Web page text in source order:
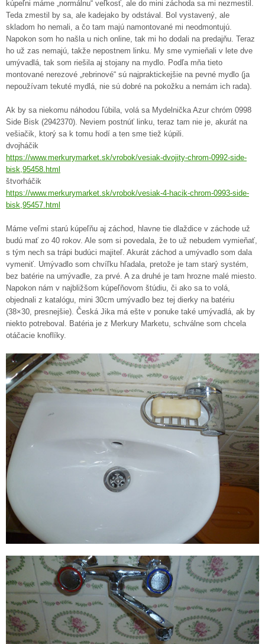
kúpeľni máme „normálnu“ veľkosť, ale do mini záchoda sa mi nezmestil.
Teda zmestil by sa, ale kadejako by odstával. Bol vystavený, ale
skladom ho nemali, a čo tam majú namontované mi neodmontujú.
Napokon som ho našla u nich online, tak mi ho dodali na predajňu. Teraz
ho už zas nemajú, takže nepostnem linku. My sme vymieňali v lete dve
umývadlá, tak som riešila aj stojany na mydlo. Podľa mňa tieto
montované nerezové „rebrinové“ sú najpraktickejšie na pevné mydlo (ja
nepoužívam tekuté mydlá, nie sú dobré na pokožku a nemám ich rada).
Ak by sa niekomu náhodou ľúbila, volá sa Mydelnička Azur chróm 0998
Side Bisk (2942370). Neviem postnúť linku, teraz tam nie je, akurát na
vešiačik, ktorý sa k tomu hodí a ten sme tiež kúpili.
dvojháčik
https://www.merkurymarket.sk/vrobok/vesiak-dvojity-chrom-0992-side-
bisk,95458.html
štvorháčik
https://www.merkurymarket.sk/vrobok/vesiak-4-hacik-chrom-0993-side-
bisk,95457.html
Máme veľmi starú kúpeľňu aj záchod, hlavne tie dlaždice v záchode už
budú mať zo 40 rokov. Ale som si povedala, že to už nebudem vymieňať,
s tým nech sa trápi budúci majiteľ. Akurát záchod a umývadlo som dala
vymeniť. Umývadlo som chvíľku hľadala, pretože je tam starý systém,
bez batérie na umývadle, za prvé. A za druhé je tam hrozne malé miesto.
Napokon nám v najbližšom kúpeľňovom štúdiu, či ako sa to volá,
objednali z katalógu, mini 30cm umývadlo bez tej dierky na batériu
(38×30, presnejšie). Česká Jika má ešte v ponuke také umývadlá, ak by
niekto potreboval. Batéria je z Merkury Marketu, schválne som chcela
otáčacie knoflíky.